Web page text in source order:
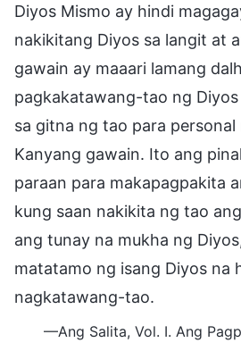
Diyos Mismo ay hindi
nakikitang Diyos sa langit at
gawain ay maaari lamang
pagkakatawang-tao ng
sa gitna ng tao para personal
Kanyang gawain. Ito ang
paraan para makapagpakita
kung saan nakikita ng tao
ang tunay na mukha ng
matatamo ng isang Diyos na
nagkatawang-tao.
—Ang Salita, Vol. I. Ang